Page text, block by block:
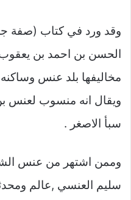
وقد ورد في كتاب (صفة
الحسن بن احمد بن
مخاليفها بلد عنس
ويقال انه منسوب لعنس
سبأ الاصغر .
وممن اشتهر من عنس
سليم العنسي ,عالم